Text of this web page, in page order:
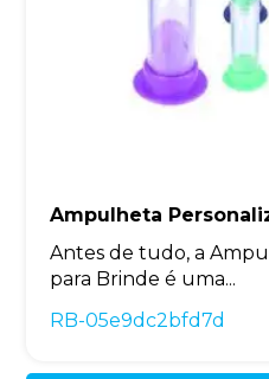
Ampulheta
Antes de tudo, a
para Brinde é uma...
RB-05e9dc2bfd7d